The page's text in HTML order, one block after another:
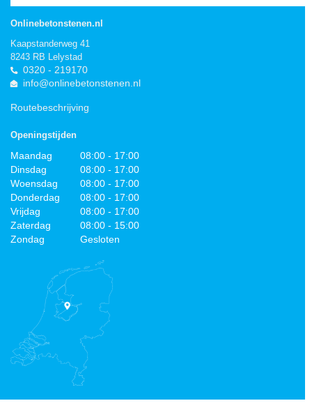
Onlinebetonstenen.nl
Kaapstanderweg 41
8243 RB Lelystad
0320 - 219170
info@onlinebetonstenen.nl
Routebeschrijving
Openingstijden
Maandag
08:00 - 17:00
Dinsdag
08:00 - 17:00
Woensdag
08:00 - 17:00
Donderdag
08:00 - 17:00
Vrijdag
08:00 - 17:00
Zaterdag
08:00 - 15:00
Zondag
Gesloten